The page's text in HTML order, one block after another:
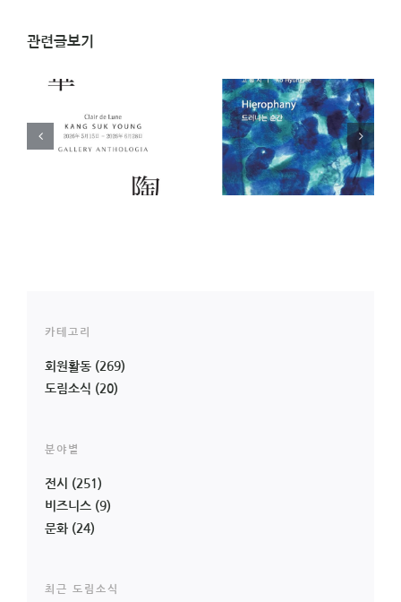
관련글보기
[전시 안내]
Hierophany 드러나는
순간 _ 고형지 개인전
[전시 안내] 아주 오래
된 오브제전 _ 오은교
(23기) 개인전
카테고리
회원활동 (269)
도림소식 (20)
분야별
전시
(251)
비즈니스 (9)
문화 (24)
최근 도림소식